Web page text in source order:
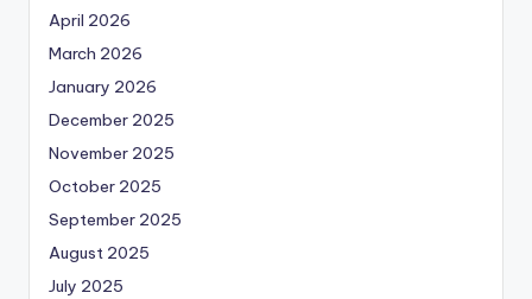
April 2026
March 2026
January 2026
December 2025
November 2025
October 2025
September 2025
August 2025
July 2025